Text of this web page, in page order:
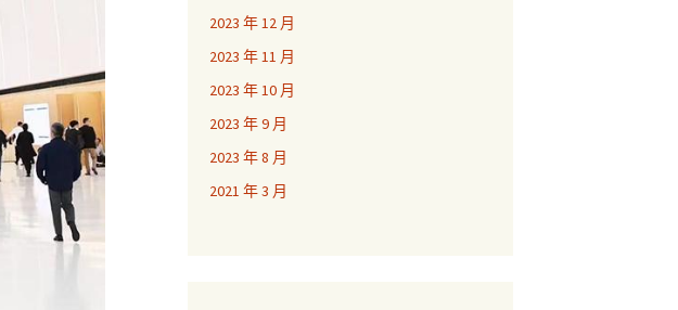
2023 年 12 月
2023 年 11 月
2023 年 10 月
2023 年 9 月
2023 年 8 月
2021 年 3 月